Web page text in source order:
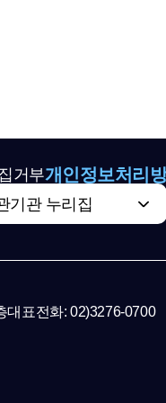
거부개인정보처리
기관 누리집
대표전화: 02)3276-0700